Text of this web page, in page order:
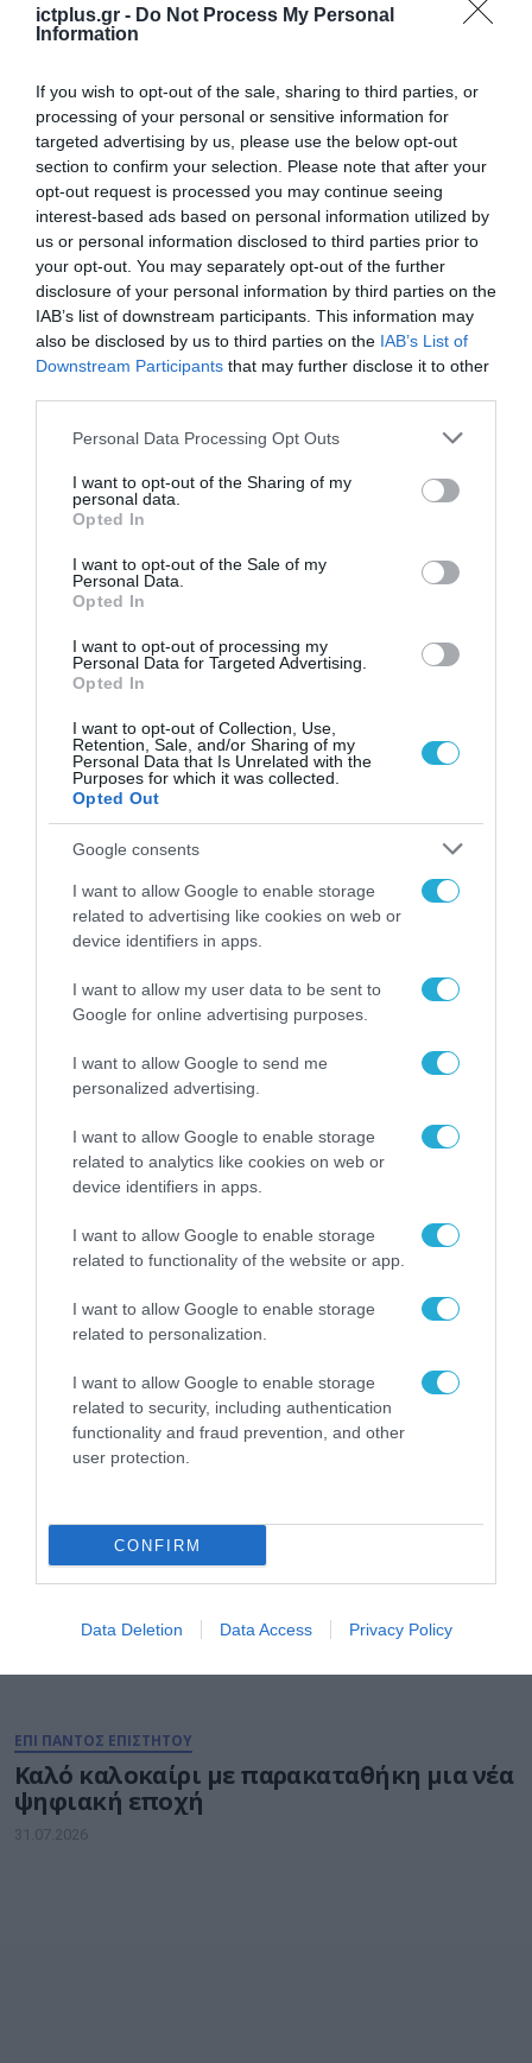
ictplus.gr - Do Not Process My Personal
Information
If you wish to opt-out of the sale, sharing to third parties, or
processing of your personal or sensitive information for
targeted advertising by us, please use the below opt-out
section to confirm your selection. Please note that after your
opt-out request is processed you may continue seeing
interest-based ads based on personal information utilized by
us or personal information disclosed to third parties prior to
your opt-out. You may separately opt-out of the further
disclosure of your personal information by third parties on the
IAB’s list of downstream participants. This information may
also be disclosed by us to third parties on the IAB’s List of
Downstream Participants that may further disclose it to other
Please note that this website/app uses one or more Google
not limited to your visit or usage behaviour. You may click to
grant or deny consent to Google and its third-party tags to
use your data for below specified purposes in below Google
consent section.
Personal Data Processing Opt Outs
I want to opt-out of the Sharing of my
personal data.
Opted In
I want to opt-out of the Sale of my
Personal Data.
Opted In
I want to opt-out of processing my
Personal Data for Targeted Advertising.
Opted In
I want to opt-out of Collection, Use,
Retention, Sale, and/or Sharing of my
Personal Data that Is Unrelated with the
Purposes for which it was collected.
Opted Out
Google consents
I want to allow Google to enable storage
related to advertising like cookies on web or
device identifiers in apps.
I want to allow my user data to be sent to
Google for online advertising purposes.
I want to allow Google to send me
personalized advertising.
I want to allow Google to enable storage
related to analytics like cookies on web or
device identifiers in apps.
I want to allow Google to enable storage
related to functionality of the website or app.
I want to allow Google to enable storage
related to personalization.
I want to allow Google to enable storage
related to security, including authentication
functionality and fraud prevention, and other
user protection.
CONFIRM
Data Deletion Data Access Privacy Policy
ΡΟΗ ΕΙΔΗΣΕΩΝ
Το χρηματοδοτούμενο
από την ΕΕ έργο “The
Gaming Police”
ενισχύει την ασφάλεια
των παιδιών στο
ΑΑΔΕ: Διευκρινίσεις
παραβάσεις που
αφορούν τους ΦΗΜ
31.07.2026
Σ. Καλαφάτης: «Η
Τεχνητή Νοημοσύνη
δεν είναι απλώς μια
νέα τεχνολογία, είναι
μια νέα βιομηχανική
επανάσταση»
31.07.2026
για τη χρηματοδότηση
των ελληνικών
επιχειρήσεων στον
χώρο της άμυνας
31.07.2026
Η πιο ταξιδιάρικη
βαλίτσα του φετινού
καλοκαιριού έχει την
υπογραφή της Xiaomi
31.07.2026
ΟΛΗ Η ΡΟΗ ΕΙΔΗΣΕΩΝ
ΕΠΙ ΠΑΝΤΟΣ ΕΠΙΣΤΗΤΟΥ
ΕΠΙ ΠΑΝΤΟΣ ΕΠΙΣΤΗΤΟΥ
Καλό καλοκαίρι με παρακαταθήκη μια νέα
ψηφιακή εποχή
31.07.2026